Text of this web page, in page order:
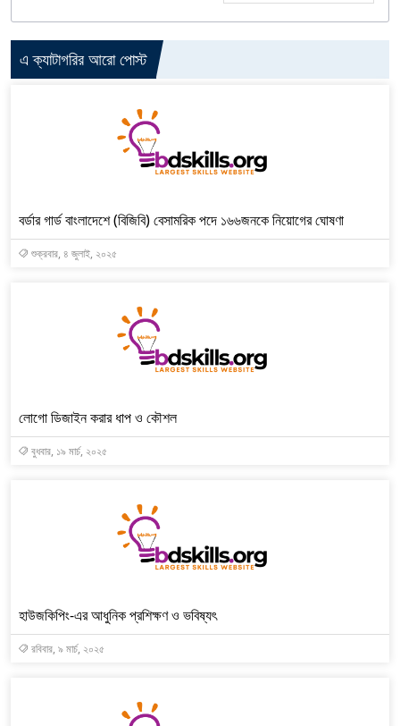
এ ক্যাটাগরির আরো পোস্ট
বর্ডার গার্ড বাংলাদেশে (বিজিবি) বেসামরিক পদে ১৬৬জনকে নিয়োগের ঘোষণা
শুক্রবার, ৪ জুলাই, ২০২৫
লোগো ডিজাইন করার ধাপ ও কৌশল
বুধবার, ১৯ মার্চ, ২০২৫
হাউজকিপিং-এর আধুনিক প্রশিক্ষণ ও ভবিষ্যৎ
রবিবার, ৯ মার্চ, ২০২৫